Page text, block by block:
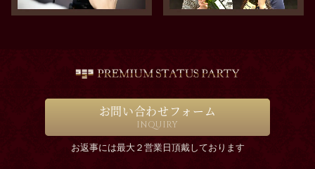
お問い合わせフォーム
INQUIRY
お返事には最大２営業日頂戴しております